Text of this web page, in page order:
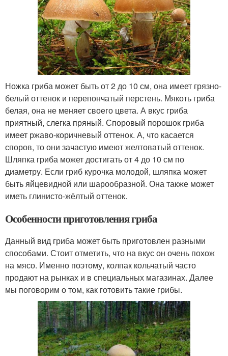
Ножка гриба может быть от 2 до 10 см, она имеет грязно-
белый оттенок и перепончатый перстень. Мякоть гриба
белая, она не меняет своего цвета. А вкус гриба
приятный, слегка пряный. Споровый порошок гриба
имеет ржаво-коричневый оттенок. А, что касается
споров, то они зачастую имеют желтоватый оттенок.
Шляпка гриба может достигать от 4 до 10 см по
диаметру. Если гриб курочка молодой, шляпка может
быть яйцевидной или шарообразной. Она также может
иметь глинисто-жёлтый оттенок.
Особенности приготовления гриба
Данный вид гриба может быть приготовлен разными
способами. Стоит отметить, что на вкус он очень похож
на мясо. Именно поэтому, колпак кольчатый часто
продают на рынках и в специальных магазинах. Далее
мы поговорим о том, как готовить такие грибы.